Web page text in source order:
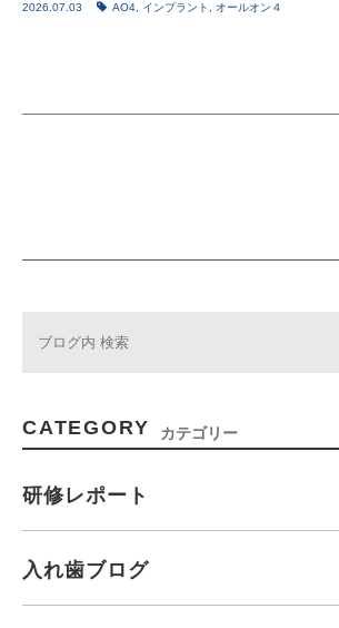
2026.07.03 AO4, インプラント , オールオン４
CATEGORY カテゴリー
研修レポート
入れ歯ブログ